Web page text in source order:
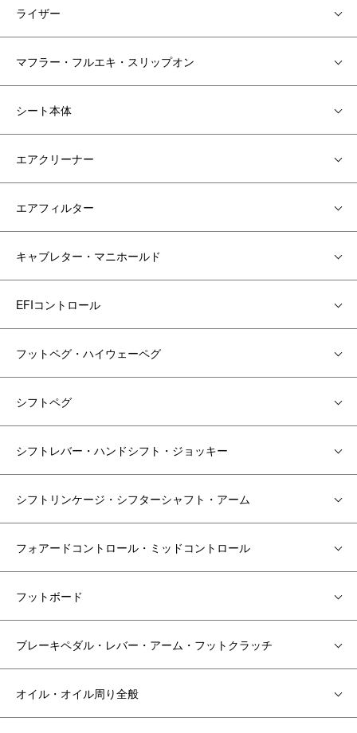
ライザー
マフラー・フルエキ・スリップオン
シート本体
エアクリーナー
エアフィルター
キャブレター・マニホールド
EFIコントロール
フットペグ・ハイウェーペグ
シフトペグ
シフトレバー・ハンドシフト・ジョッキー
シフトリンケージ・シフターシャフト・アーム
フォアードコントロール・ミッドコントロール
フットボード
ブレーキペダル・レバー・アーム・フットクラッチ
オイル・オイル周り全般